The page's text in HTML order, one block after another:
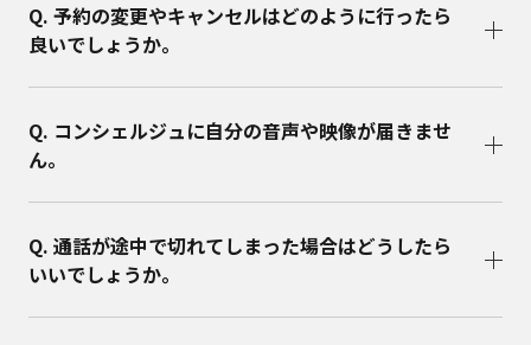
Q. 予約の変更やキャンセルはどのように行ったら
良いでしょうか。
Q. コンシェルジュに自分の音声や映像が届きませ
ん。
Q. 通話が途中で切れてしまった場合はどうしたら
いいでしょうか。